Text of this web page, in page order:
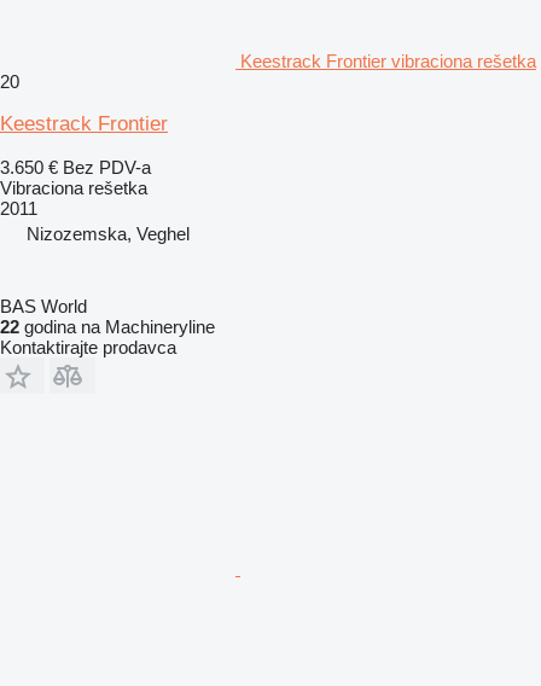
Keestrack Frontier vibraciona rešetka
20
Keestrack Frontier
3.650 € Bez PDV-a
Vibraciona rešetka
2011
Nizozemska, Veghel
BAS World
22 godina na Machineryline
Kontaktirajte prodavca